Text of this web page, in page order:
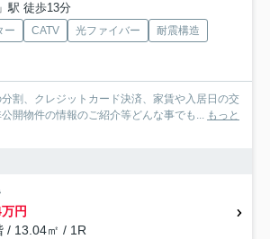
駅 徒歩13分
ー CATV 光ファイバー
耐震構造
割、クレジットカード決済、家賃や入居日の交
開物件の情報のご紹介等どんな事でも... もっと
円
/ 13.04㎡ / 1R